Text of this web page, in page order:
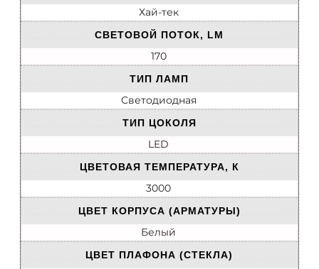
Хай-тек
СВЕТОВОЙ ПОТОК, LM
170
ТИП ЛАМП
Светодиодная
ТИП ЦОКОЛЯ
LED
ЦВЕТОВАЯ ТЕМПЕРАТУРА, К
3000
ЦВЕТ КОРПУСА (АРМАТУРЫ)
Белый
ЦВЕТ ПЛАФОНА (СТЕКЛА)